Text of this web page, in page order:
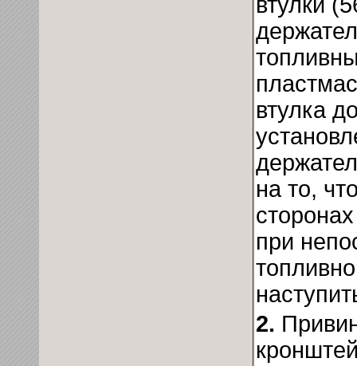
втулки
втулка
на то,
при
2.